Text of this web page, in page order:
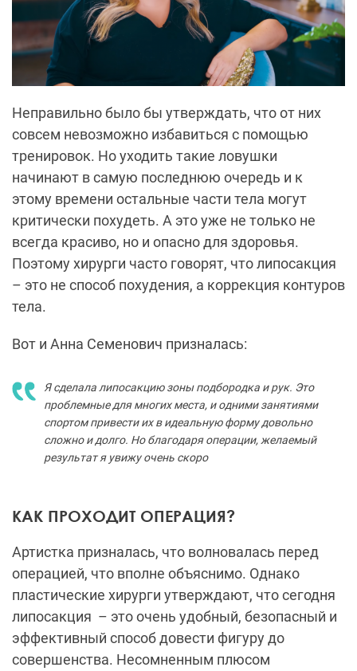
Неправильно было бы утверждать, что от них
совсем невозможно избавиться с помощью
тренировок. Но уходить такие ловушки
начинают в самую последнюю очередь и к
этому времени остальные части тела могут
критически похудеть. А это уже не только не
всегда красиво, но и опасно для здоровья.
Поэтому хирурги часто говорят, что липосакция
– это не способ похудения, а коррекция контуров
тела.
Вот и Анна Семенович призналась:
Я сделала липосакцию зоны подбородка и рук. Это
проблемные для многих места, и одними занятиями
спортом привести их в идеальную форму довольно
сложно и долго. Но благодаря операции, желаемый
результат я увижу очень скоро
КАК ПРОХОДИТ ОПЕРАЦИЯ?
Артистка призналась, что волновалась перед
операцией, что вполне объяснимо. Однако
пластические хирурги утверждают, что сегодня
липосакция – это очень удобный, безопасный и
эффективный способ довести фигуру до
совершенства. Несомненным плюсом